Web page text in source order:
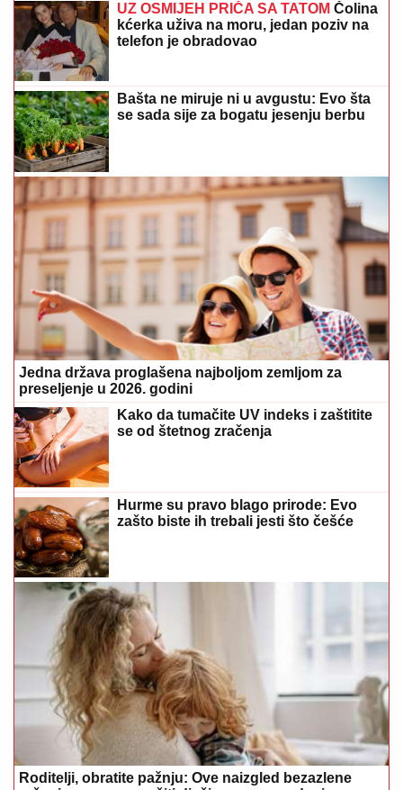
UZ OSMIJEH PRIČA SA TATOM Čolina
kćerka uživa na moru, jedan poziv na
telefon je obradovao
Bašta ne miruje ni u avgustu: Evo šta
se sada sije za bogatu jesenju berbu
Jedna država proglašena najboljom zemljom za
preseljenje u 2026. godini
Kako da tumačite UV indeks i zaštitite
se od štetnog zračenja
Hurme su pravo blago prirode: Evo
zašto biste ih trebali jesti što češće
Roditelji, obratite pažnju: Ove naizgled bezazlene